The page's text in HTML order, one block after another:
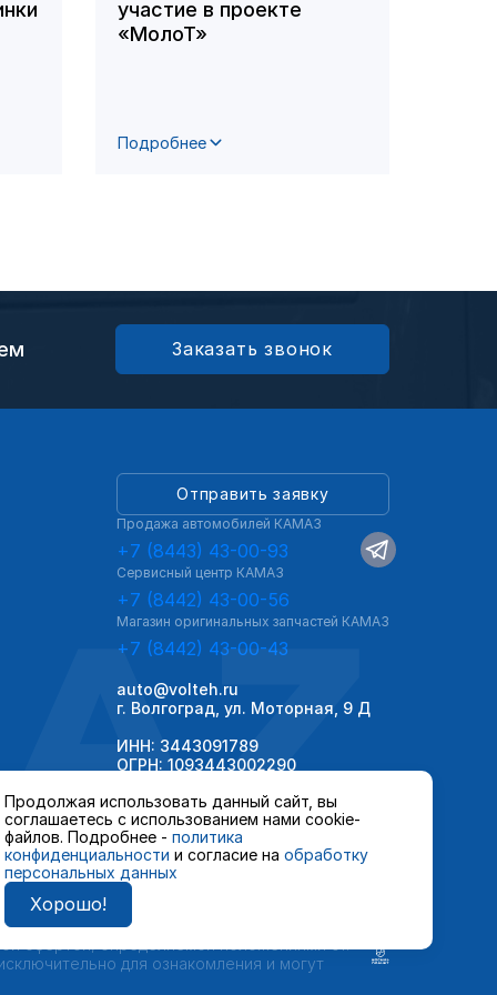
участие в проекте
«МолоТ»
Подробнее
Заказать звонок
Продолжая использовать данный сайт, вы
соглашаетесь с использованием нами cookie-
файлов. Подробнее - политика
конфиденциальности и согласие на обработку
персональных данных
Хорошо!
Отправить заявку
Продажа автомобилей КАМАЗ
+7 (8443) 43-00-93
Сервисный центр КАМАЗ
+7 (8442) 43-00-56
Магазин оригинальных запчастей КАМАЗ
+7 (8442) 43-00-43
auto@volteh.ru
г. Волгоград, ул. Моторная, 9 Д
ИНН: 3443091789
ОГРН: 1093443002290
и сервисного обслуживания,
офертой, определяемой положениями ст.
для ознакомления и могут